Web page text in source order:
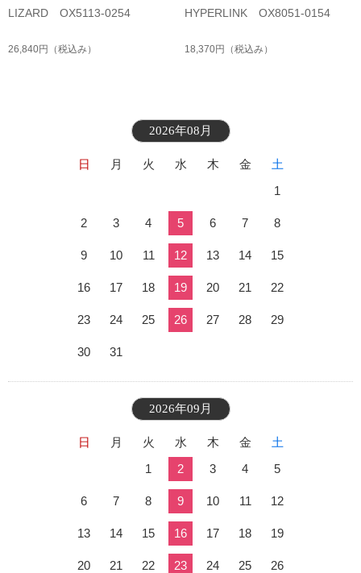
LIZARD OX5113-0254
26,840円 （税込み）
HYPERLINK OX8051-0154
18,370円 （税込み）
2026年08月
日 月 火 水 木 金
土
1
2 3 4 5 6 7 8
9 10 11 12 13 14 15
16 17 18 19 20 21 22
23 24 25 26 27 28 29
30 31
2026年09月
日 月 火 水 木 金
土
1
2 3 4 5
6 7 8 9 10 11 12
13 14 15 16 17 18 19
20 21 22 23 24 25 26